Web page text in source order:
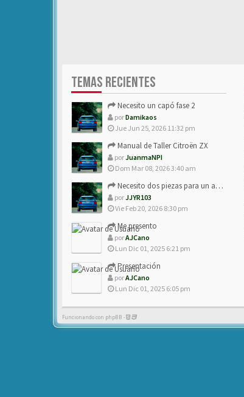
TEMAS RECIENTES
Necesito un capó fase 2
porDamikaos
Jue Jun 25, 2026 11:32 pm
Manual de Taller Citroën ZX
porJuanmaNPI
Dom Mar 08, 2026 3:40 am
Necesito dos piezas para un amigo con ZX.
porJJYR103
Vie Feb 20, 2026 8:30 pm
Me presento
porAJCano
Lun Dic 01, 2025 6:21 pm
Presentación
porAJCano
Lun Dic 01, 2025 6:05 pm
Funcionando con phpBB -